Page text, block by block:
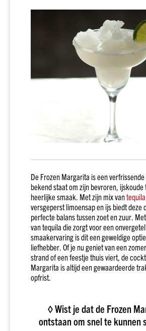
Over
onze
sterke
dranken
€20
€30
en
meer
Merk
Dirck3
merken
Bacardi
Smirnoff
Walker
Licor
De Frozen Margarita is een
bekend staat om zijn bevroren, ijskoude
heerlijke smaak. Met zijn mix vantequila
versgeperst limoensap en ijs biedt deze
perfecte balans tussen zoet en zuur.
van tequila die zorgt voor een
smaakervaring is dit een geweldige
liefhebber. Of je nu geniet van een
strand of een feestje thuis viert, de
Margarita is altijd een gewaardeerde
opfrist.
◊ Wist je dat de Frozen
ontstaan om snel te kunnen